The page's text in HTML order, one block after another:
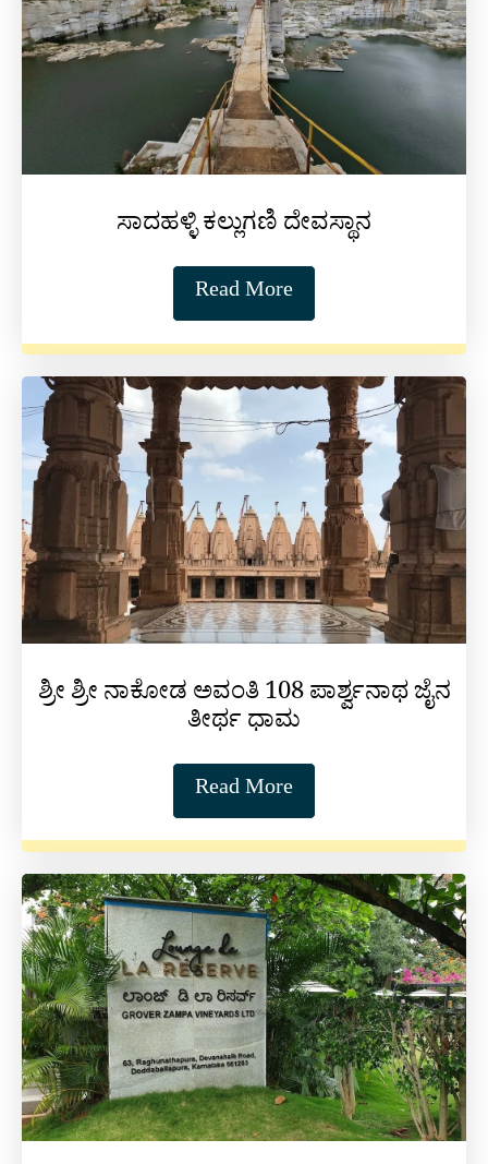
ಸಾದಹಳ್ಳಿ ಕಲ್ಲುಗಣಿ ದೇವಸ್ಥಾನ
Read More
ಶ್ರೀ ಶ್ರೀ ನಾಕೋಡ ಅವಂತಿ 108 ಪಾರ್ಶ್ವನಾಥ ಜೈನ
ತೀರ್ಥ ಧಾಮ
Read More